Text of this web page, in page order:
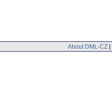
About DML-CZ |